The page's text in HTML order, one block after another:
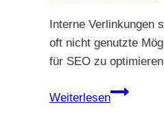
Interne Verlinkungen
oft nicht genutzte
für SEO zu
Weiterlesen
Interne